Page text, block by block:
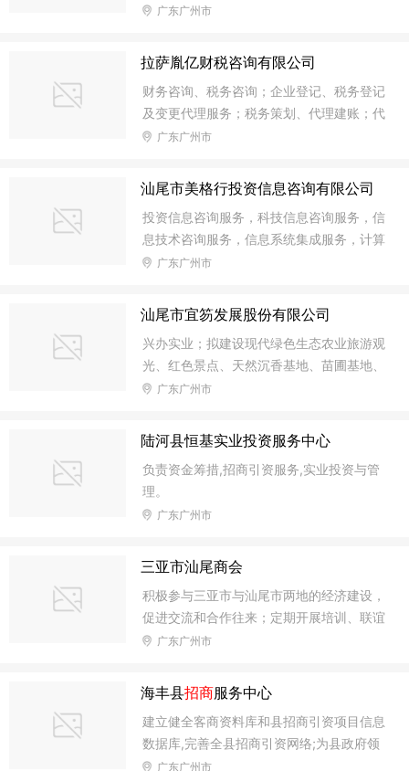
宿；茶馆服务；佣金代理；代理非诉讼法律
发；项目策划；企业财务咨询服务（不含金
融、证券、期货咨询）；文学、艺（美）术
经纪代理服务；文化设计与建设；广告设
计；内陆养殖；牲畜饲养；家禽饲养；汽车
租赁；建材、服装、预包装食品（含冷藏冷
集邮品、旅游户外产品、计算机软件、出版
图案、风景园林工程的设计服务；建筑装饰
材料、烟草制品、珠
广东广州市
拉萨胤亿财税咨询有限公司
财务咨询、税务咨询；企业登记、税务登记
及变更代理服务；税务策划、代理建账；代
写可行性报告、代写企业申报材料；招商引
清算、银行年检。【依法须经批准的项目，
经相关部门批准后，方可经营此项目】
广东广州市
汕尾市美格行投资信息咨询有限公司
投资信息咨询服务，科技信息咨询服务，信
息技术咨询服务，信息系统集成服务，计算
机技术开发、技术服务，房地产估价，房地
咨询服务，物业管理，企业管理服务，企业
管理咨询服务，工程项目管理服务，房屋建
筑工程设计服务，贸易代理，企业形象策划
服务，策划创意服务，活动组织、策划与执
行，公司礼仪服务，设计、制作、发布、代
易。(依法须经批准的项目，经相关部门批
广东广州市
汕尾市宜笏发展股份有限公司
兴办实业；拟建设现代绿色生态农业旅游观
光、红色景点、天然沉香基地、苗圃基地、
文化广场；发展招商引资。(依法须经批准
动)
广东广州市
陆河县恒基实业投资服务中心
负责资金筹措,招商引资服务,实业投资与管
理。
广东广州市
三亚市汕尾商会
积极参与三亚市与汕尾市两地的经济建设，
促进交流和合作往来；定期开展培训、联谊
交流活动，加强会员沟通；组织考察、展销
系；承办政府有关部门委托工作。
广东广州市
海丰县招商服务中心
建立健全客商资料库和县招商引资项目信息
数据库,完善全县招商引资网络;为县政府领
导招商引资决策提供服务,推进全县招商引
广东广州市